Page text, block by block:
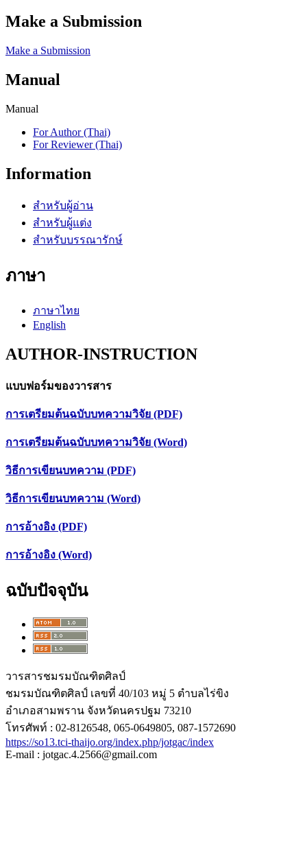
Make a Submission
Make a Submission
Manual
Manual
For Author (Thai)
For Reviewer (Thai)
Information
สำหรับผู้อ่าน
สำหรับผู้แต่ง
สำหรับบรรณารักษ์
ภาษา
ภาษาไทย
English
AUTHOR-INSTRUCTION
แบบฟอร์มของวารสาร
การเตรียมต้นฉบับบทความวิจัย (PDF)
การเตรียมต้นฉบับบทความวิจัย (Word)
วิธีการเขียนบทความ (PDF)
วิธีการเขียนบทความ (Word)
การอ้างอิง (PDF)
การอ้างอิง (Word)
ฉบับปัจจุบัน
วารสารชมรมบัณฑิตศิลป์
ชมรมบัณฑิตศิลป์ เลขที่ 40/103 หมู่ 5 ตำบลไร่ขิง
อำเภอสามพราน จังหวัดนครปฐม 73210
โทรศัพท์ : 02-8126548, 065-0649805, 087-1572690
https://so13.tci-thaijo.org/index.php/jotgac/index
E-mail : jotgac.4.2566@gmail.com